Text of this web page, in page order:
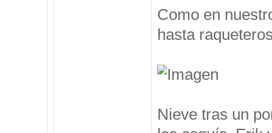
Como en
hasta
Nieve tras un